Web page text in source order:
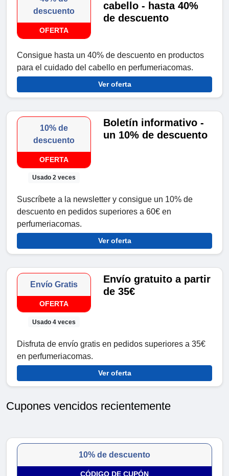
descuento
OFERTA
cabello - hasta 40%
de descuento
Consigue hasta un 40% de descuento en productos
para el cuidado del cabello en perfumeriacomas.
Ver oferta
10% de
descuento
OFERTA
Usado 2 veces
Boletín informativo -
un 10% de descuento
Suscríbete a la newsletter y consigue un 10% de
descuento en pedidos superiores a 60€ en
perfumeriacomas.
Ver oferta
Envío Gratis
OFERTA
Usado 4 veces
Envío gratuito a partir
de 35€
Disfruta de envío gratis en pedidos superiores a 35€
en perfumeriacomas.
Ver oferta
Cupones vencidos recientemente
10% de descuento
CÓDIGO DE CUPÓN